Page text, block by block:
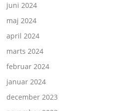
juni 2024
maj 2024
april 2024
marts 2024
februar 2024
januar 2024
december 2023